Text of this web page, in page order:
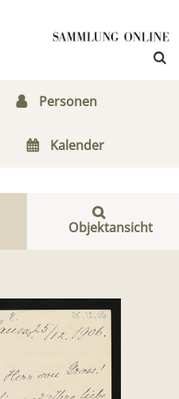
Personen
Kalender
Objektansicht